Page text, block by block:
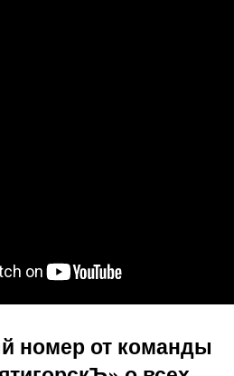
номер от команды